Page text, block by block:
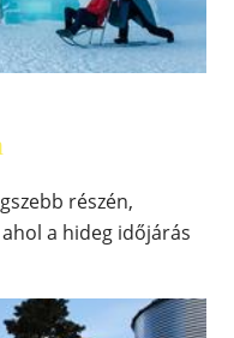
részén,
a hideg időjárás